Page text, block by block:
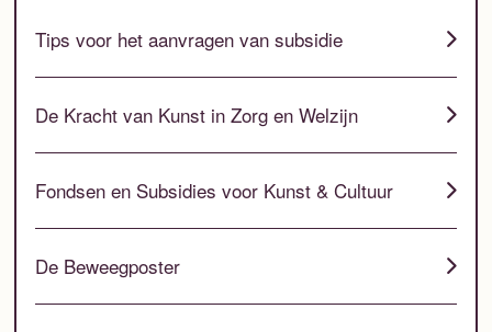
Tips voor het aanvragen van subsidie
De Kracht van Kunst in Zorg en Welzijn
Fondsen en Subsidies voor Kunst & Cultuur
De Beweegposter